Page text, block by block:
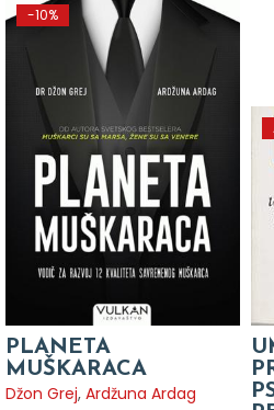
-10%
PLANETA
MUŠKARACA
Džon Grej, Ardžuna Ardag